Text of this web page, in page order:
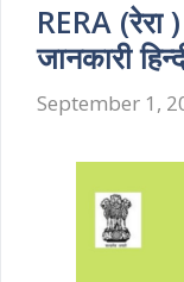
RERA (रेरा
जानकारी
September 1,